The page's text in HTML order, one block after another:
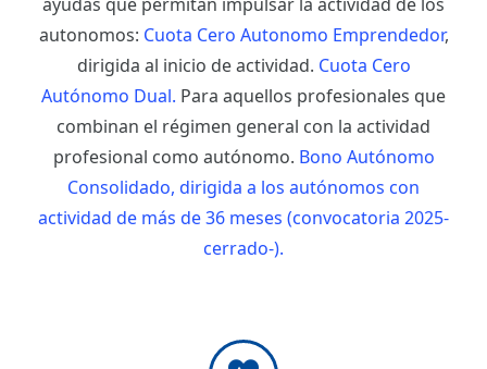
autonomos: Cuota Cero Autonomo Emprendedor,
dirigida al inicio de actividad. Cuota Cero
Autónomo Dual. Para aquellos profesionales que
combinan el régimen general con la actividad
profesional como autónomo. Bono Autónomo
Consolidado, dirigida a los autónomos con
actividad de más de 36 meses (convocatoria 2025-
cerrado-).